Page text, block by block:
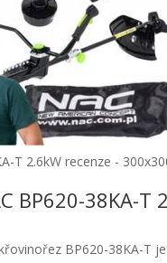
T 2.6kW recenze -
BP620-38KA-T
BP620-38KA-T